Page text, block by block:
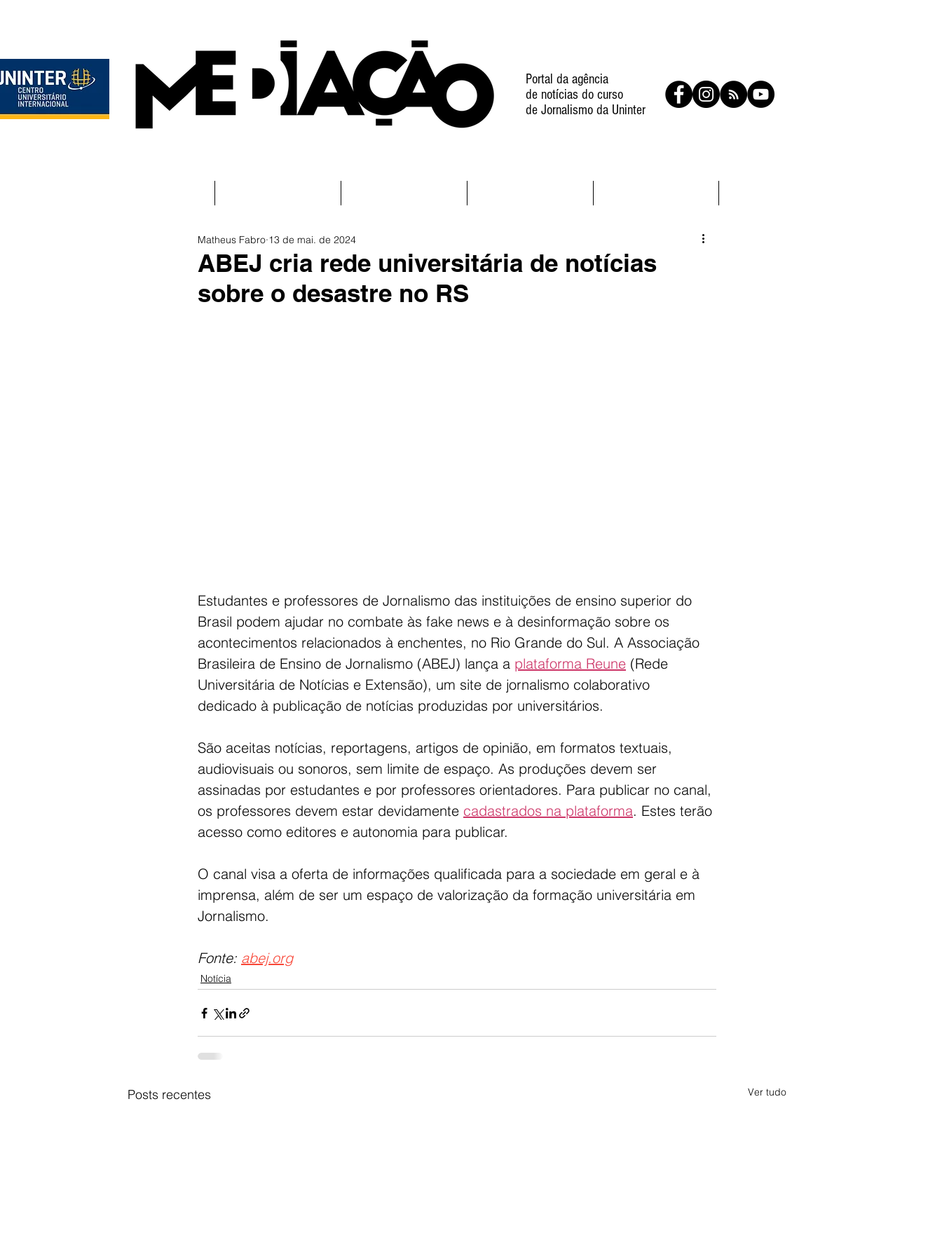
Portal da agência
de notícias do curso
de Jornalismo da Uninter
ABEJ cria rede universitária de notícias
sobre o desastre no RS
Matheus Fabro 13 de mai. de 2024
Estudantes e professores de Jornalismo das instituições de ensino superior do
Brasil podem ajudar no combate às fake news e à desinformação sobre os
acontecimentos relacionados à enchentes, no Rio Grande do Sul. A Associação
Brasileira de Ensino de Jornalismo (ABEJ) lança a plataforma Reune (Rede
Universitária de Notícias e Extensão), um site de jornalismo colaborativo
dedicado à publicação de notícias produzidas por universitários.
São aceitas notícias, reportagens, artigos de opinião, em formatos textuais,
audiovisuais ou sonoros, sem limite de espaço. As produções devem ser
assinadas por estudantes e por professores orientadores. Para publicar no canal,
os professores devem estar devidamente cadastrados na plataforma. Estes terão
acesso como editores e autonomia para publicar.
O canal visa a oferta de informações qualificada para a sociedade em geral e à
imprensa, além de ser um espaço de valorização da formação universitária em
Jornalismo.
Fonte: abej.org
Notícia
Posts recentes Ver tudo